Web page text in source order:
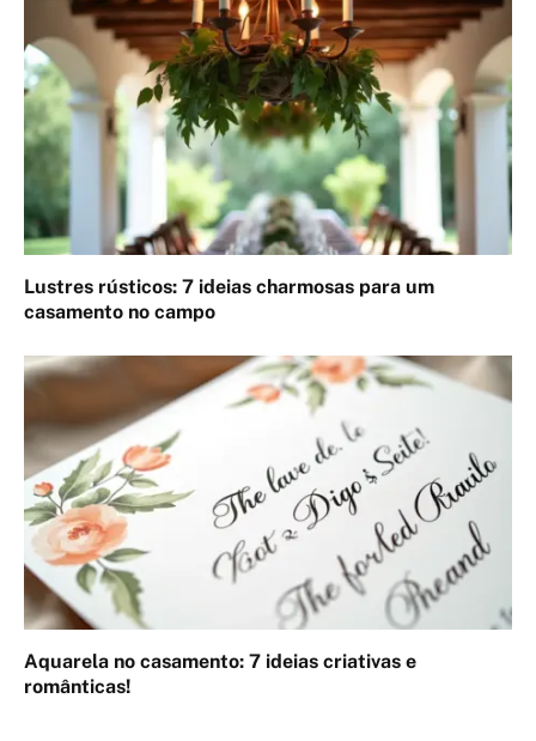
Lustres rústicos: 7 ideias charmosas para um
casamento no campo
Aquarela no casamento: 7 ideias criativas e
românticas!